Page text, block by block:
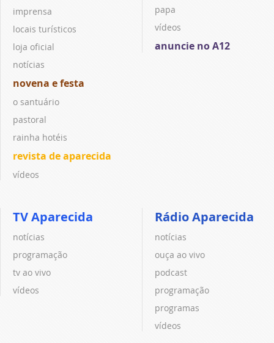
imprensa
locais turísticos
loja oficial
notícias
novena e festa
o santuário
pastoral
rainha hotéis
revista de aparecida
vídeos
papa
vídeos
anuncie no A12
TV Aparecida
notícias
programação
tv ao vivo
vídeos
Rádio Aparecida
notícias
ouça ao vivo
podcast
programação
programas
vídeos